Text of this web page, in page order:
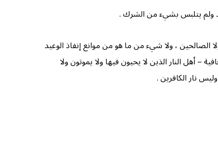
ولم يتلبس بشيء من الشرك .
الصالحين ، ولا شيء من ما هو من موانع إنفاذ الوعيد
– أهل النار الذين لا يحيون فيها ولا يموتون ولا
نار الكافرين .